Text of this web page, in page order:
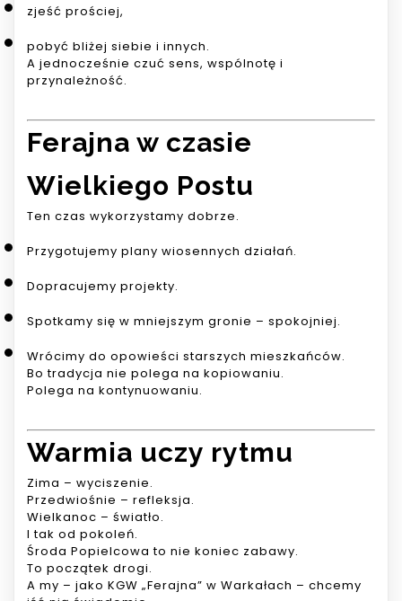
zjeść prościej,
pobyć bliżej siebie i innych.
A jednocześnie czuć sens, wspólnotę i
przynależność.
Ferajna w czasie
Wielkiego Postu
Ten czas wykorzystamy dobrze.
Przygotujemy plany wiosennych działań.
Dopracujemy projekty.
Spotkamy się w mniejszym gronie – spokojniej.
Wrócimy do opowieści starszych mieszkańców.
Bo tradycja nie polega na kopiowaniu.
Polega na kontynuowaniu.
Warmia uczy rytmu
Zima – wyciszenie.
Przedwiośnie – refleksja.
Wielkanoc – światło.
I tak od pokoleń.
Środa Popielcowa to nie koniec zabawy.
To początek drogi.
A my – jako KGW „Ferajna” w Warkałach – chcemy